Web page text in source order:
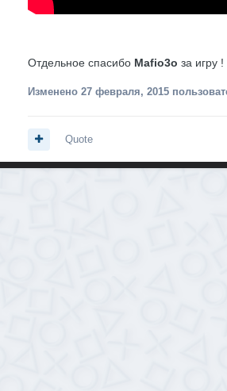
Отдельное спасибо Mafio3o за игру !
Изменено 27 февраля, 2015
Quote